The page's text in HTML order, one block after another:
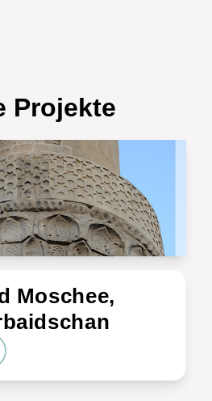
Projekte
Moschee,